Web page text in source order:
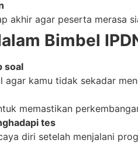
akhir agar peserta merasa
Bimbel
soal
kamu tidak sekadar
memastikan
tes
diri setelah menjalani